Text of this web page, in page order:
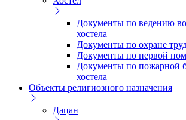
Документы по ведению
хостела
Документы по охране
Документы по первой
Документы по пожарной
хостела
Объекты религиозного назначения
Дацан